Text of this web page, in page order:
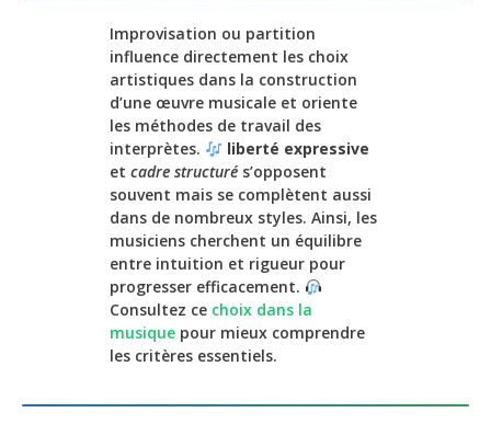
Improvisation ou partition
influence directement les choix
artistiques dans la construction
d’une œuvre musicale et oriente
les méthodes de travail des
interprètes.
liberté expressive
et cadre structuré s’opposent
souvent mais se complètent aussi
dans de nombreux styles. Ainsi, les
musiciens cherchent un équilibre
entre intuition et rigueur pour
progresser efficacement.
Consultez ce choix dans la
musique pour mieux comprendre
les critères essentiels.